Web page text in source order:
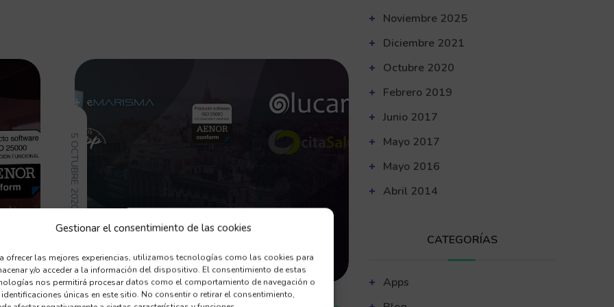
Gestionar el consentimiento de las cookies
ofrecer las mejores experiencias, utilizamos tecnologías como las cookies para
y/o acceder a la información del dispositivo. El consentimiento de estas
nos permitirá procesar datos como el comportamiento de navegación o
únicas en este sitio. No consentir o retirar el consentimiento,
5 OCTUBRE 2020
Noviembre 2025
Diciembre 2021
Octubre 2020
Febrero 2019
Junio 2017
Mayo 2017
Mayo 2016
Abril 2014
CATEGORÍAS
Apps